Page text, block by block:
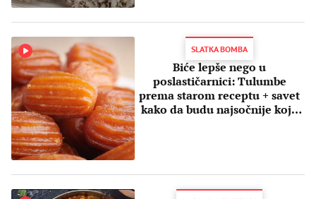
SLATKA BOMBA
Biće lepše nego u
poslastičarnici: Tulumbe
prema starom receptu + savet
kako da budu najsočnije koje